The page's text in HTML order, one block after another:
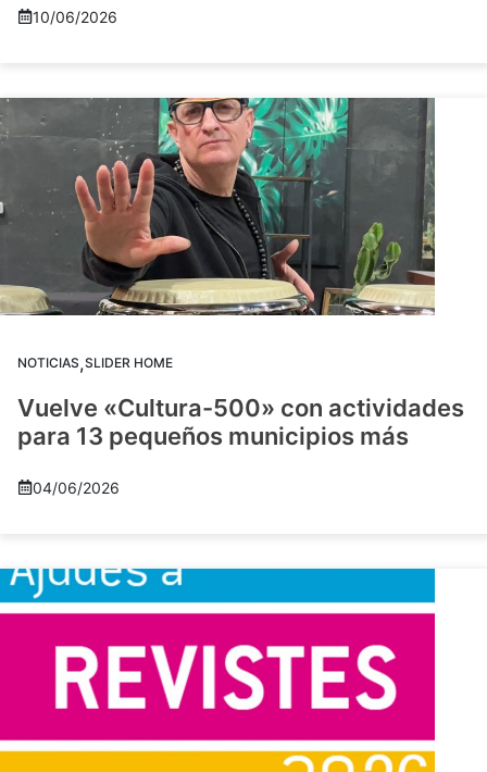
10/06/2026
NOTICIAS,SLIDER HOME
Vuelve «Cultura-500» con actividades
para 13 pequeños municipios más
04/06/2026